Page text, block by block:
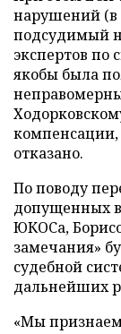
нарушений (в
подсудимый
экспертов по
якобы была
отказано.
По поводу
допущенных в
ЮКОСа,
замечания»
судебной
дальнейших
«Мы